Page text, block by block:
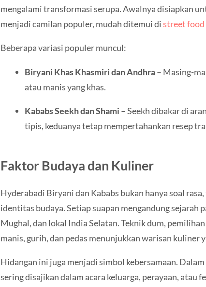
mengalami transformasi serupa. Awalnya disiapkan
menjadi camilan populer, mudah ditemui distreet
Beberapa variasi populer muncul:
Biryani Khas Khasmiri dan Andhra– Masing-
atau manis yang khas.
Kababs Seekh dan Shami – Seekh dibakar di
tipis, keduanya tetap mempertahankan resep
Faktor Budaya dan Kuliner
Hyderabadi Biryani dan Kababs bukan hanya soal
identitas budaya. Setiap suapan mengandung sejarah
Mughal, dan lokal India Selatan. Teknik dum,
manis, gurih, dan pedas menunjukkan warisan kuliner
Hidangan ini juga menjadi simbol kebersamaan.
sering disajikan dalam acara keluarga, perayaan, atau